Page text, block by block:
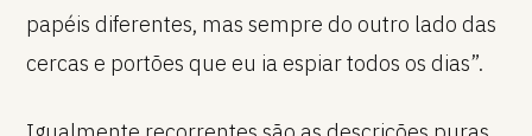
papéis diferentes, mas sempre do outro lado das
cercas e portões que eu ia espiar todos os dias”.